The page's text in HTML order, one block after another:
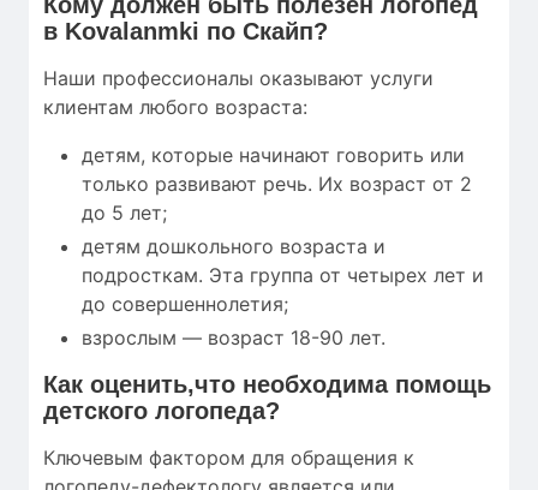
в Kovalanmki по Скайп?
Наши профессионалы оказывают услуги
клиентам любого возраста:
детям, которые начинают говорить или
только развивают речь. Их возраст от 2
до 5 лет;
детям дошкольного возраста и
подросткам. Эта группа от четырех лет и
до совершеннолетия;
взрослым — возраст 18-90 лет.
Как оценить,что необходима помощь
детского логопеда?
Ключевым фактором для обращения к